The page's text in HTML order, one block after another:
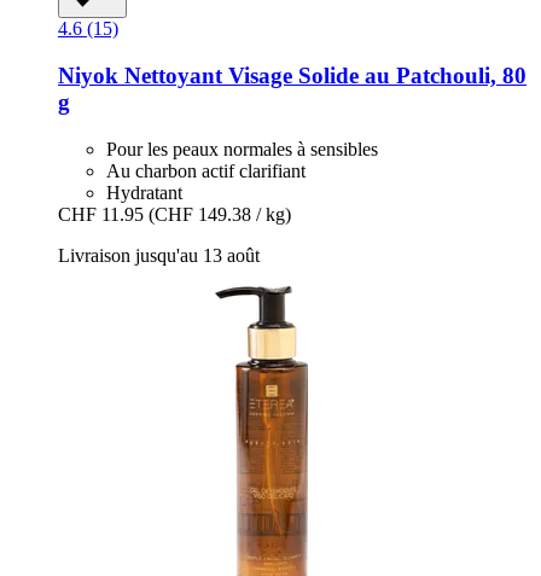
4.6 (15)
Niyok Nettoyant Visage Solide au Patchouli, 80
g
Pour les peaux normales à sensibles
Au charbon actif clarifiant
Hydratant
CHF 11.95 (CHF 149.38 / kg)
Livraison jusqu'au 13 août